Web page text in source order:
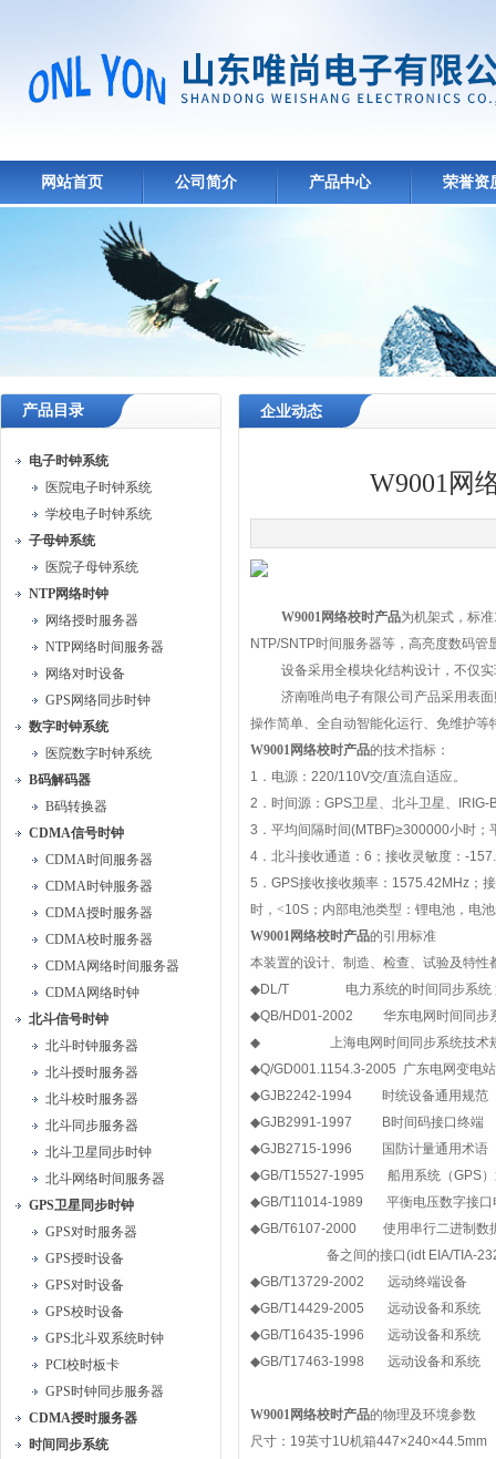
网站首页 公司简介 产品中心 荣誉资
产品目录
电子时钟系统
医院电子时钟系统
学校电子时钟系统
子母钟系统
医院子母钟系统
NTP网络时钟
网络授时服务器
NTP网络时间服务器
网络对时设备
GPS网络同步时钟
数字时钟系统
医院数字时钟系统
B码解码器
B码转换器
CDMA信号时钟
CDMA时间服务器
CDMA时钟服务器
CDMA授时服务器
CDMA校时服务器
CDMA网络时间服务器
CDMA网络时钟
北斗信号时钟
北斗时钟服务器
北斗授时服务器
北斗校时服务器
北斗同步服务器
北斗卫星同步时钟
北斗网络时间服务器
GPS卫星同步时钟
GPS对时服务器
GPS授时设备
GPS对时设备
GPS校时设备
GPS北斗双系统时钟
PCI校时板卡
GPS时钟同步服务器
CDMA授时服务器
时间同步系统
企业动态
W9001网
W9001网络校时产品为机架式，标准
NTP/SNTP时间服务器等，高亮度数码管
设备采用全模块化结构设计，不仅
济南唯尚电子有限公司产品采用表
操作简单、全自动智能化运行、免维护等
W9001网络校时产品的技术指标：
1 ．电源： 220/110V交/直流自适应。
2 ．时间源： GPS卫星、北斗卫星、
IRIG-
3 ．平均间隔时间(MTBF)≥300000小时；
4 ．北斗接收通道： 6 ； 接收灵敏度： -
5 ． GPS接收接收频率： 1575.42MHz ；
时，<10S ；内部电池类型：锂电池，电
W9001网络校时产品的引用标准
本装置的设计、制造、检查、试验及特
◆DL/T 电力系统的时间同步系统
◆QB/HD01-2002
华东电网时间同步
◆
上海电网时间同步系统技术
◆Q/GD001.1154.3-2005 广东电网变电站
◆GJB2242-1994
时统设备通用规范
◆GJB2991-1997 B时间码接口终端
◆GJB2715-1996
国防计量通用术语
◆GB/T15527-1995 船用系统（GPS
◆GB/T11014-1989
平衡电压数字接
◆GB/T6107-2000
使用串行二进制数
备之间的接口(idt EIA/TIA-
◆GB/T13729-2002
远动终端设备
◆GB/T14429-2005
远动设备和系统
◆GB/T16435-1996
远动设备和系统
◆GB/T17463-1998 远动设备和系统
W9001网络校时产品的物理及环境参数
尺寸： 19英寸1U机箱447×240×44.5mm